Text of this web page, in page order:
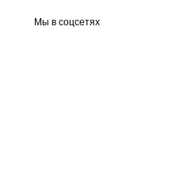
Мы в соцсетях